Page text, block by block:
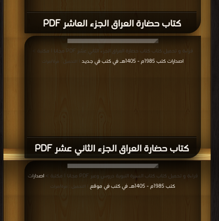
كتاب حضارة العراق الجزء العاشر PDF
كتاب حضارة العراق الجزء الثاني عشر PDF
قراءة و تحميل كتاب كتاب حضارة العراق الجزء الثاني عشر PDF مجانا | مكتبة >
اصدارات كتب 1985م - 1405هـ في كتب في جديد
| التحميل : مرة/مرات
قراءة و تحميل كتاب كتاب السيرة النبوية دروس وعبر PDF مجانا | مكتبة >
اصدارات
كتب 1985م - 1405هـ في كتب في موقع
| التحميل : مرة/مرات